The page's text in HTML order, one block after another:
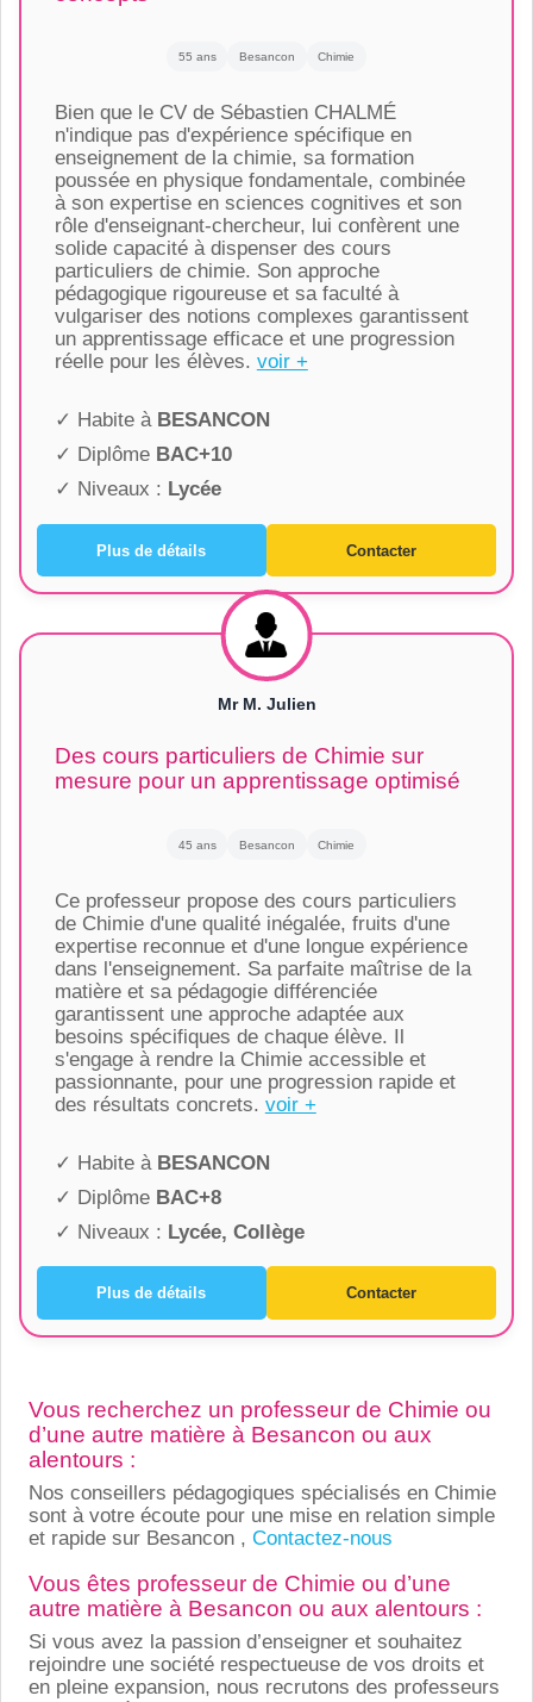
55 ans Besancon Chimie
Bien que le CV de Sébastien CHALMÉ
n'indique pas d'expérience spécifique en
enseignement de la chimie, sa formation
poussée en physique fondamentale, combinée
à son expertise en sciences cognitives et son
rôle d'enseignant-chercheur, lui confèrent une
solide capacité à dispenser des cours
particuliers de chimie. Son approche
pédagogique rigoureuse et sa faculté à
vulgariser des notions complexes garantissent
un apprentissage efficace et une progression
réelle pour les élèves. voir +
✓ Habite à BESANCON
✓ Diplôme BAC+10
✓ Niveaux : Lycée
Plus de détails Contacter
Mr M. Julien
Des cours particuliers de Chimie sur
mesure pour un apprentissage optimisé
45 ans Besancon Chimie
Ce professeur propose des cours particuliers
de Chimie d'une qualité inégalée, fruits d'une
expertise reconnue et d'une longue expérience
dans l'enseignement. Sa parfaite maîtrise de la
matière et sa pédagogie différenciée
garantissent une approche adaptée aux
besoins spécifiques de chaque élève. Il
s'engage à rendre la Chimie accessible et
passionnante, pour une progression rapide et
des résultats concrets. voir +
✓ Habite à BESANCON
✓ Diplôme BAC+8
✓ Niveaux : Lycée, Collège
Plus de détails Contacter
Vous recherchez un professeur de Chimie ou
d’une autre matière à Besancon ou aux
alentours :
Nos conseillers pédagogiques spécialisés en Chimie
sont à votre écoute pour une mise en relation simple
et rapide sur Besancon , Contactez-nous
Vous êtes professeur de Chimie ou d’une
autre matière à Besancon ou aux alentours :
Si vous avez la passion d’enseigner et souhaitez
rejoindre une société respectueuse de vos droits et
en pleine expansion, nous recrutons des professeurs